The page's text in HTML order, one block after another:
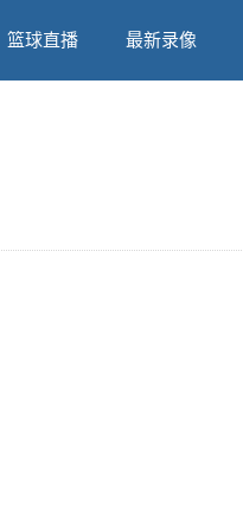
篮球直播 最新录像